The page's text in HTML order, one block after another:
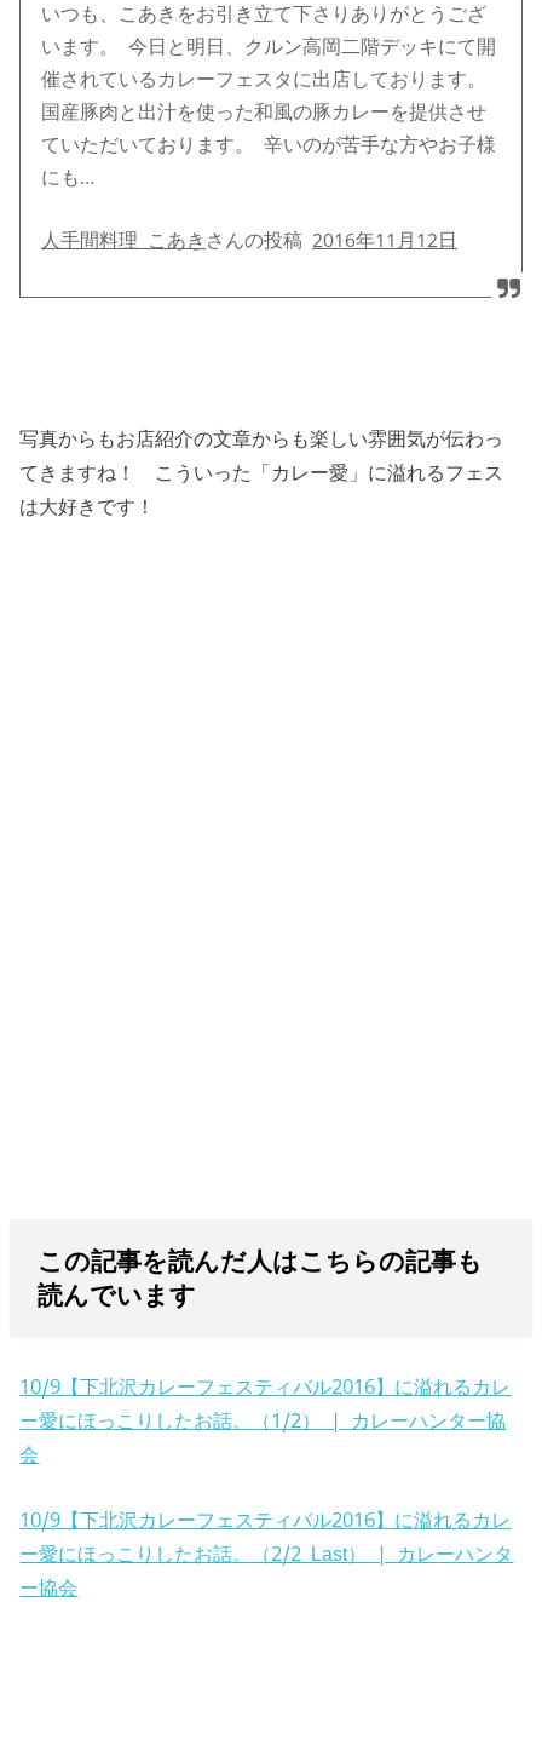
いつも、こあきをお引き立て下さりありがとうござ
います。 今日と明日、クルン高岡二階デッキにて開
催されているカレーフェスタに出店しております。
国産豚肉と出汁を使った和風の豚カレーを提供させ
ていただいております。 辛いのが苦手な方やお子様
にも…
人手間料理 こあき さんの投稿2016年11月12日
写真からもお店紹介の文章からも楽しい雰囲気が伝わっ
てきますね！ こういった「カレー愛」に溢れるフェス
は大好きです！
この記事を読んだ人はこちらの記事も
読んでいます
10/9【下北沢カレーフェスティバル2016】に溢れるカレ
ー愛にほっこりしたお話。（1/2） | カレーハンター協
会
10/9【下北沢カレーフェスティバル2016】に溢れるカレ
ー愛にほっこりしたお話。（2/2 Last） | カレーハンタ
ー協会